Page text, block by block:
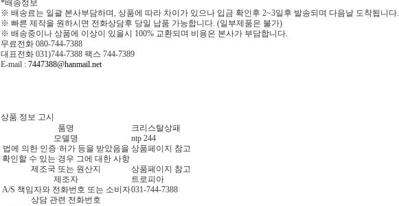
*배송정보
※ 배송료는 일괄 본사부담하며, 상품에 따라 차이가 있으나 입금 확인후 2~3일후 발송되며 다음날 도착됩니다.
※ 빠른 제작을 원하시면 전화상담후 당일 납품 가능합니다. (일부제품은 불가)
※ 배송중이나 상품에 이상이 있을시 100% 교환되며 비용은 본사가 부담합니다.
무료전화 080-744-7388
대표전화 031)744-7388 팩스 744-7389
E-mail : 7447388@hanmail.net
상품 정보 고시
품명
크리스탈상패
모델명
ntp 244
법에 의한 인증·허가 등을 받았음을
확인할 수 있는 경우 그에 대한 사항
상품페이지 참고
제조국 또는 원산지
상품페이지 참고
제조자
트로피아
A/S 책임자와 전화번호 또는 소비자
상담 관련 전화번호
031-744-7388